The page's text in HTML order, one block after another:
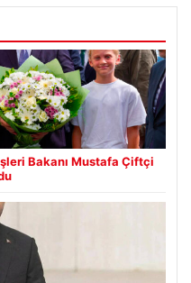
Bakanı Mustafa Çiftçi